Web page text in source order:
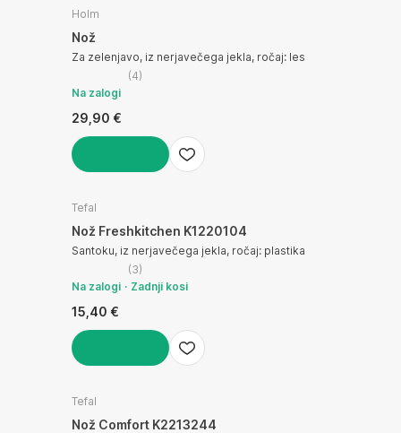
Holm
Nož
Za zelenjavo, iz nerjavečega jekla, ročaj: les
(4)
Na zalogi
29,90 €
Tefal
Nož Freshkitchen K1220104
Santoku, iz nerjavečega jekla, ročaj: plastika
(3)
Na zalogi
Zadnji kosi
15,40 €
Tefal
Nož Comfort K2213244